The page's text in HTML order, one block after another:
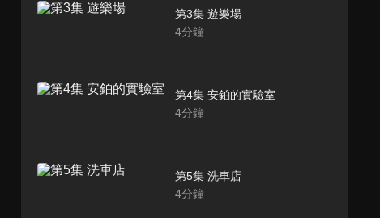
第3集 遊樂場
4分鐘
第4集 安鉑的實驗室
4分鐘
第5集 洗車店
4分鐘